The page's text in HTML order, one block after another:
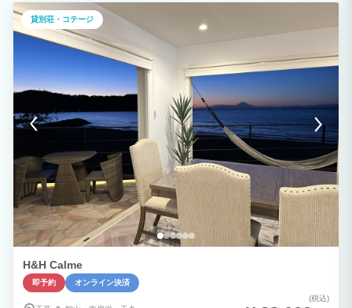
貸別荘・コテージ
H&H Calme
即予約 オンライン決済
(税込)